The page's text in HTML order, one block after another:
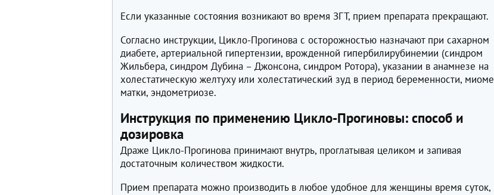
Если указанные состояния возникают во время ЗГТ, прием препарата прекращают.
Согласно инструкции, Цикло-Прогинова с осторожностью назначают при сахарном
диабете, артериальной гипертензии, врожденной гипербилирубинемии (синдром
Жильбера, синдром Дубина – Джонсона, синдром Ротора), указании в анамнезе на
холестатическую желтуху или холестатический зуд в период беременности, миоме
матки, эндометриозе.
Инструкция по применению Цикло-Прогиновы: способ и
дозировка
Драже Цикло-Прогинова принимают внутрь, проглатывая целиком и запивая
достаточным количеством жидкости.
Прием препарата можно производить в любое удобное для женщины время суток,